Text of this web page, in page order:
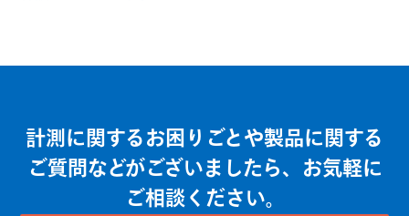
計測に関するお困りごとや製品に関する
ご質問などがございましたら、お気軽に
ご相談ください。